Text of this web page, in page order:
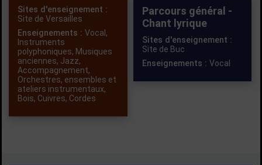
Sites d'enseignement :
Site de Versailles
Enseignements : Vocal ,
Instruments
polyphoniques, Musiques
anciennes, Jazz,
Accompagnement,
Orchestres, ensembles et
ateliers instrumentaux,
Bois, Cuivres, Cordes
Parcours général -
Chant lyrique
Sites d'enseignement :
Site de Buc
Enseignements : Vocal